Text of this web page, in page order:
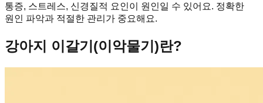
통증, 스트레스, 신경질적 요인이 원인일 수 있어요. 정확한
원인 파악과 적절한 관리가 중요해요.
강아지 이갈기(이악물기)란?